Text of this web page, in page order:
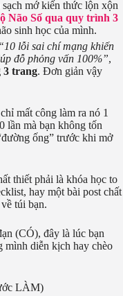
mớ kiến thức lộn xộn
Não Số qua quy trình 3
sinh học của mình.
“10 lỗi sai chí mạng khiến
đỗ phỏng vấn 100%”,
3 trang. Đơn giản vậy
mất công làm ra nó 1
lần mà bạn không tốn
ống” trước khi mở
thiết phải là khóa học to
hay một bài post chất
túi bạn.
(CÓ), đây là lúc bạn
mình diễn kịch hay chèo
LÀM)